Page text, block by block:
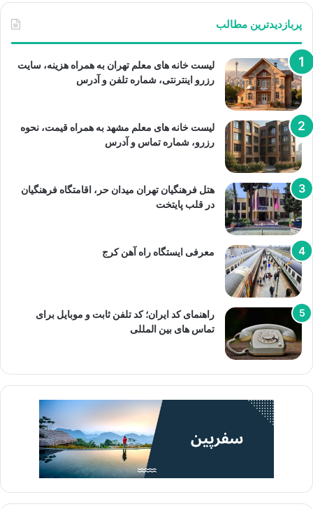
پربازدیدترین مطالب
لیست خانه های معلم تهران به همراه هزینه، سایت
رزرو اینترنتی، شماره تلفن و آدرس
لیست خانه های معلم مشهد به همراه قیمت، نحوه
رزرو، شماره تماس و آدرس
هتل فرهنگیان تهران میدان حر، اقامتگاه فرهنگیان
در قلب پایتخت
معرفی ایستگاه راه آهن کرج
راهنمای کد ایران؛ کد تلفن ثابت و موبایل برای
تماس های بین المللی